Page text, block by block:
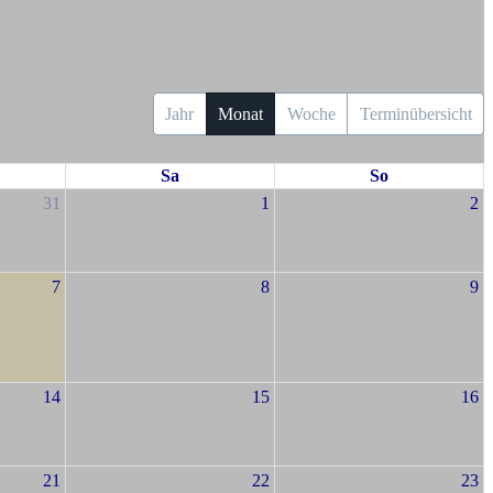
Jahr Monat Woche Terminübersicht
Sa
So
31
1 2
7 8 9
14 15 16
21 22 23